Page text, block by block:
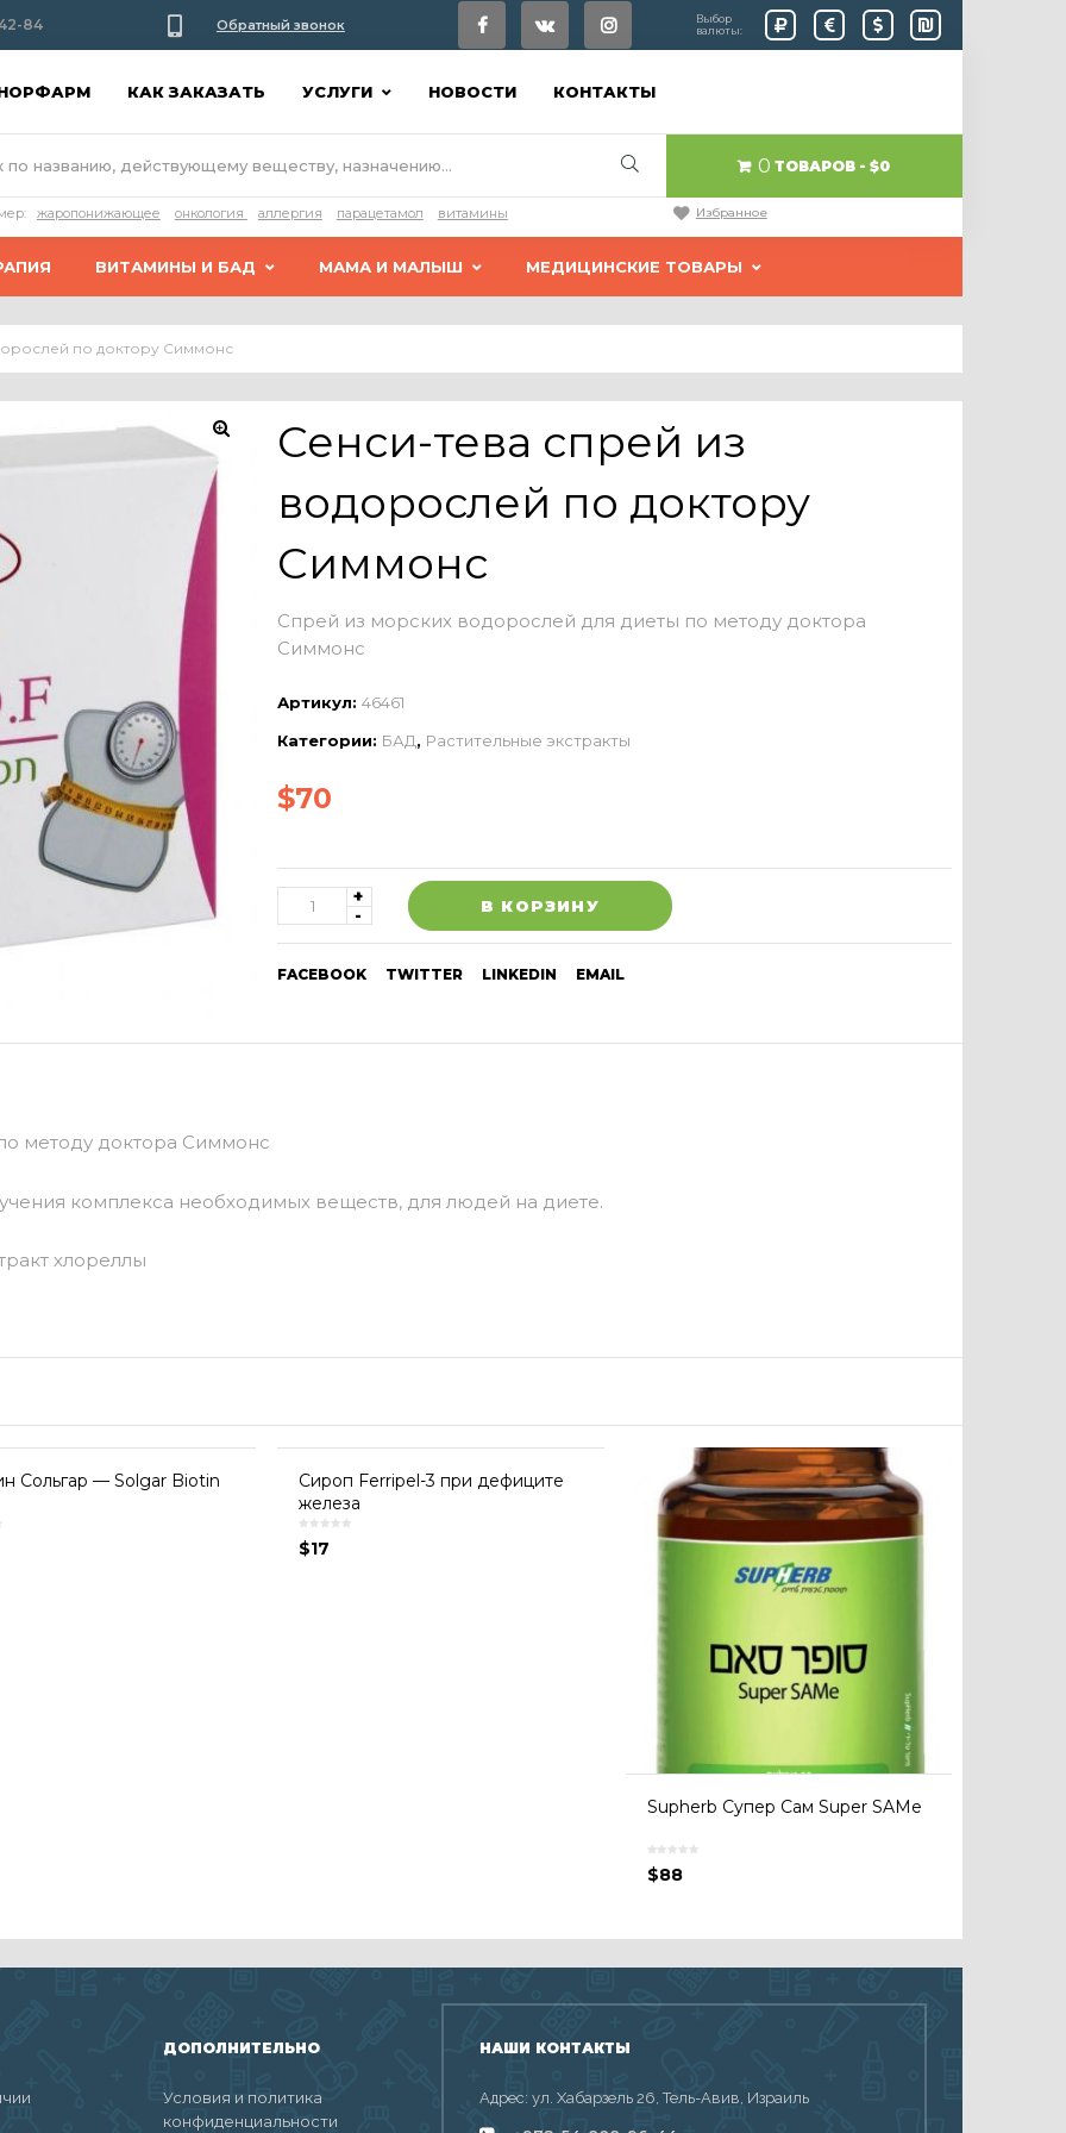
84 Обратный звонок
Выбор
валюты:
КАК ЗАКАЗАТЬ УСЛУГИ НОВОСТИ КОНТАКТЫ
0 ТОВАРОВ $0
жаропонижающее онкология аллергия парацетамол витамины Избранное
ВИТАМИНЫ И БАД МАМА И МАЛЫШ МЕДИЦИНСКИЕ ТОВАРЫ
по доктору Симмонс
Сенси-тева спрей из
водорослей по доктору
Симмонс
Спрей из морских водорослей для диеты по методу доктора
Симмонс
Артикул: 46461
Категории: БАД, Растительные экстракты
$70
В КОРЗИНУ
FACEBOOK TWITTER LINKEDIN EMAIL
методу доктора Симмонс
комплекса необходимых веществ, для людей на диете.
хлореллы
Сольгар — Solgar Biotin
Сироп Ferripel-3 при дефиците
железа
$17
Supherb Супер Сам Super SAMe
$88
ДОПОЛНИТЕЛЬНО
Условия и политика
конфиденциальности
НАШИ КОНТАКТЫ
Адрес: ул. Хабарзель 26, Тель-Авив, Израиль